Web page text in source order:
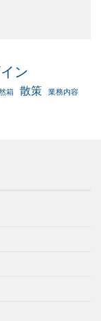
ン
箱 散策 業務内容